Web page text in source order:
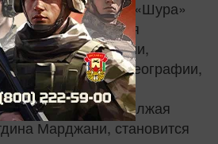
журнала «Шура»
этого издания
по философии,
и языкознанию, географии,
Фахретдин, продолжая
Марджани, становится